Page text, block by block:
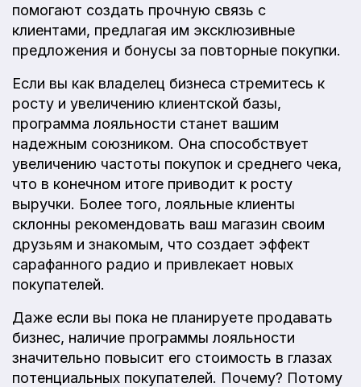
помогают создать прочную связь с
клиентами, предлагая им эксклюзивные
предложения и бонусы за повторные покупки.
Если вы как владелец бизнеса стремитесь к
росту и увеличению клиентской базы,
программа лояльности станет вашим
надежным союзником. Она способствует
увеличению частоты покупок и среднего чека,
что в конечном итоге приводит к росту
выручки. Более того, лояльные клиенты
склонны рекомендовать ваш магазин своим
друзьям и знакомым, что создает эффект
сарафанного радио и привлекает новых
покупателей.
Даже если вы пока не планируете продавать
бизнес, наличие программы лояльности
значительно повысит его стоимость в глазах
потенциальных покупателей. Почему? Потому